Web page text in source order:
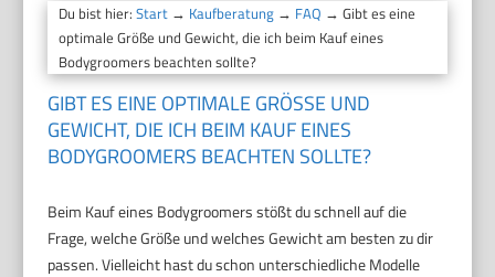
Du bist hier:Start → Kaufberatung → FAQ → Gibt es eine
optimale Größe und Gewicht, die ich beim Kauf eines
Bodygroomers beachten sollte?
GIBT ES EINE OPTIMALE GRÖSSE UND G
EWICHT, DIE ICH BEIM KAUF EINES B
ODYGROOMERS BEACHTEN SOLLTE?
Beim Kauf eines Bodygroomers stößt du schnell auf die
Frage, welche Größe und welches Gewicht am besten zu dir
passen. Vielleicht hast du schon unterschiedliche Modelle